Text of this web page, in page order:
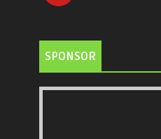
SPONSOR